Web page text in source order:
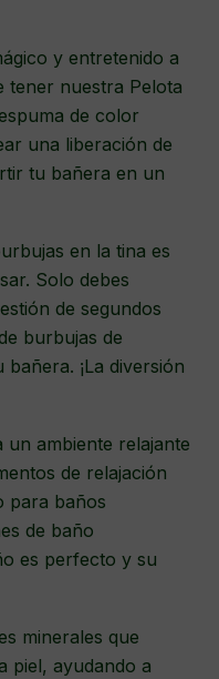
y entretenido a
tener nuestra Pelota
de color
una liberación de
tu bañera en un
en la tina es
Solo debes
de segundos
burbujas de
¡La diversión
ambiente relajante
de relajación
para baños
de baño
es perfecto y su
minerales que
piel, ayudando a